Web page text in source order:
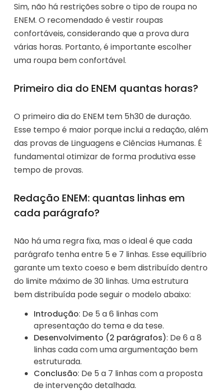
Sim, não há restrições sobre o tipo de roupa no
ENEM. O recomendado é vestir roupas
confortáveis, considerando que a prova dura
várias horas. Portanto, é importante escolher
uma roupa bem confortável.
Primeiro dia do ENEM quantas horas?
O primeiro dia do ENEM tem 5h30 de duração.
Esse tempo é maior porque inclui a redação, além
das provas de Linguagens e Ciências Humanas. É
fundamental otimizar de forma produtiva esse
tempo de provas.
Redação ENEM: quantas linhas em
cada parágrafo?
Não há uma regra fixa, mas o ideal é que cada
parágrafo tenha entre 5 e 7 linhas. Esse equilíbrio
garante um texto coeso e bem distribuído dentro
do limite máximo de 30 linhas. Uma estrutura
bem distribuída pode seguir o modelo abaixo:
Introdução: De 5 a 6 linhas com
apresentação do tema e da tese.
Desenvolvimento (2 parágrafos): De 6 a 8
linhas cada com uma argumentação bem
estruturada.
Conclusão: De 5 a 7 linhas com a proposta
de intervenção detalhada.